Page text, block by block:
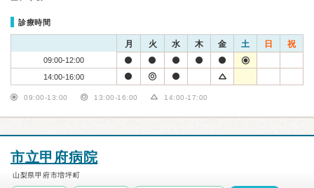
診療時間
月 火 水 木 金 土 日 祝
09:00-12:00
14:00-16:00
09:00-13:00 13:00-16:00 14:00-17:00
市立甲府病院
山梨県甲府市増坪町